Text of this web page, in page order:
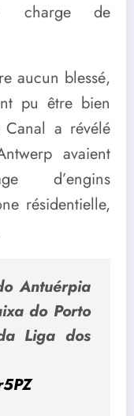
charge de
aucun blessé,
pu être bien
a révélé
avaient
d’engins
résidentielle,
Antuérpia
do Porto
Liga dos